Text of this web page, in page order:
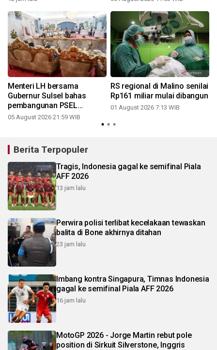
Menteri LH bersama
Gubernur Sulsel bahas
pembangunan PSEL
Mamminasata
05 August 2026 21:59 WIB
RS regional di Malino senilai
Rp161 miliar mulai dibangun
01 August 2026 7:13 WIB
Berita Terpopuler
Tragis, Indonesia gagal ke semifinal Piala
AFF 2026
13 jam lalu
Perwira polisi terlibat kecelakaan tewaskan
balita di Bone akhirnya ditahan
23 jam lalu
Imbang kontra Singapura, Timnas Indonesia
gagal ke semifinal Piala AFF 2026
16 jam lalu
MotoGP 2026 - Jorge Martin rebut pole
position di Sirkuit Silverstone, Inggris